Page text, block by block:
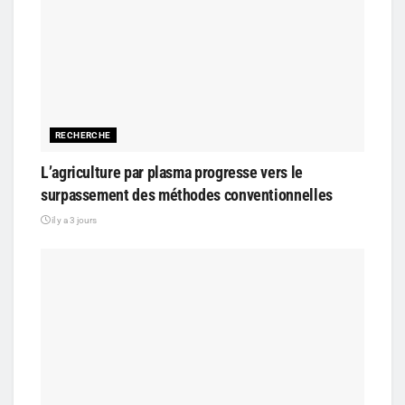
RECHERCHE
L’agriculture par plasma progresse vers le
surpassement des méthodes conventionnelles
il y a 3 jours